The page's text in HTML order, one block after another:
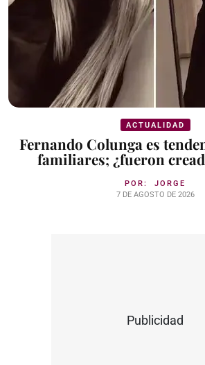
ACTUALIDAD
Fernando Colunga es
familiares; ¿fueron
POR: JORGE
7 DE AGOSTO DE 2026
Publicidad